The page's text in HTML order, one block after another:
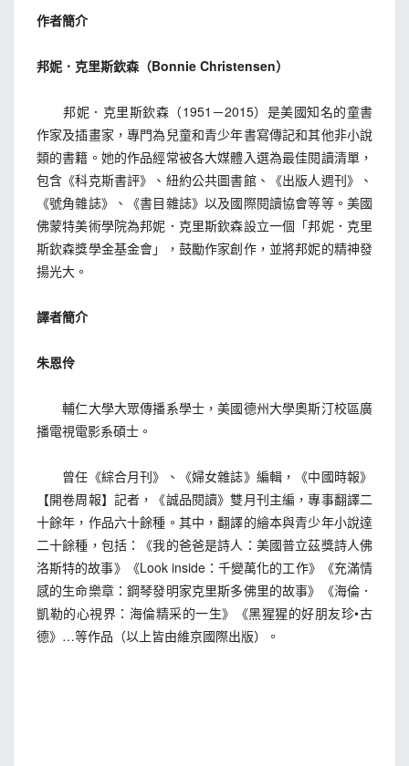
作者簡介
邦妮．克里斯欽森（Bonnie Christensen）
邦妮．克里斯欽森（1951－2015）是美國知名的童書
作家及插畫家，專門為兒童和青少年書寫傳記和其他非小說
類的書籍。她的作品經常被各大媒體入選為最佳閱讀清單，
包含《科克斯書評》、紐約公共圖書館、《出版人週刊》、
《號角雜誌》、《書目雜誌》以及國際閱讀協會等等。美國
佛蒙特美術學院為邦妮．克里斯欽森設立一個「邦妮．克里
斯欽森獎學金基金會」，鼓勵作家創作，並將邦妮的精神發
揚光大。
譯者簡介
朱恩伶
輔仁大學大眾傳播系學士，美國德州大學奧斯汀校區廣
播電視電影系碩士。
曾任《綜合月刊》、《婦女雜誌》編輯，《中國時報》
【開卷周報】記者，《誠品閱讀》雙月刊主編，專事翻譯二
十餘年，作品六十餘種。其中，翻譯的繪本與青少年小說達
二十餘種，包括：《我的爸爸是詩人：美國普立茲獎詩人佛
洛斯特的故事》《Look inside：千變萬化的工作》《充滿情
感的生命樂章：鋼琴發明家克里斯多佛里的故事》《海倫．
凱勒的心視界：海倫精采的一生》《黑猩猩的好朋友珍•古
德》…等作品（以上皆由維京國際出版）。